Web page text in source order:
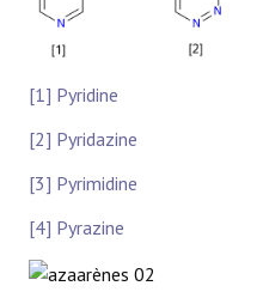
[1] Pyridine
[2] Pyridazine
[3] Pyrimidine
[4] Pyrazine